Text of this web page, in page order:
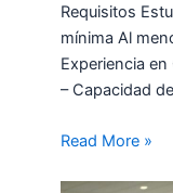
Requisitos
mínima Al
Experiencia
– Capacidad
Read More »